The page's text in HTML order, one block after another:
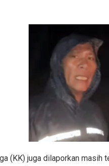
(KK) juga dilaporkan